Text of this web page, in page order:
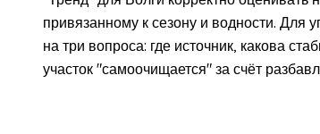
привязанному к сезону и водности. Для
на три вопроса: где источник, какова
участок "самоочищается" за счёт